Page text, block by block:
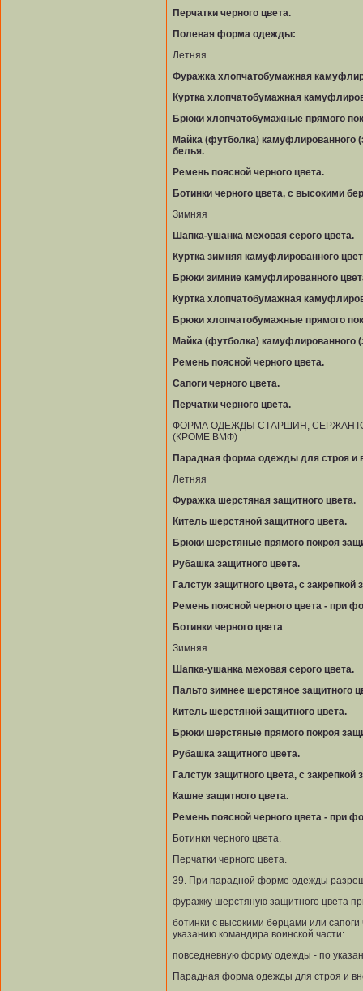
Перчатки черного цвета.
Полевая форма одежды:
Летняя
Фуражка хлопчатобумажная
Куртка хлопчатобумажная
Брюки хлопчатобумажные прямого
Майка (футболка) камуфлированного
белья.
Ремень поясной черного цвета.
Ботинки черного цвета, с высокими
Зимняя
Шапка-ушанка меховая серого цвета.
Куртка зимняя камуфлированного
Брюки зимние камуфлированного
Куртка хлопчатобумажная
Брюки хлопчатобумажные прямого
Майка (футболка) камуфлированного
Ремень поясной черного цвета.
Сапоги черного цвета.
Перчатки черного цвета.
ФОРМА ОДЕЖДЫ СТАРШИН,
(КРОМЕ ВМФ)
Парадная форма одежды для строя и
Летняя
Фуражка шерстяная защитного цвета.
Китель шерстяной защитного цвета.
Брюки шерстяные прямого покроя
Рубашка защитного цвета.
Галстук защитного цвета, с закрепкой
Ремень поясной черного цвета - при
Ботинки черного цвета
Зимняя
Шапка-ушанка меховая серого цвета.
Пальто зимнее шерстяное защитного
Китель шерстяной защитного цвета.
Брюки шерстяные прямого покроя
Рубашка защитного цвета.
Галстук защитного цвета, с закрепкой
Кашне защитного цвета.
Ремень поясной черного цвета - при
Ботинки черного цвета.
Перчатки черного цвета.
39. При парадной форме одежды
фуражку шерстяную защитного цвета
ботинки с высокими берцами или
указанию командира воинской части:
повседневную форму одежды - по
Парадная форма одежды для строя и